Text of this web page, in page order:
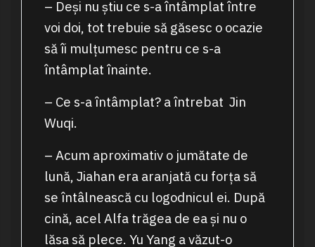
– Deși nu știu ce s-a întâmplat între
voi doi, tot trebuie să găsesc o ocazie
să îi mulțumesc pentru ce s-a
întâmplat înainte.
– Ce s-a întâmplat? a întrebat Jin
Wuqi.
– Acum aproximativ o jumătate de
lună, Jiahan era aranjată cu forța să
se întâlnească cu logodnicul ei. După
cină, acel Alfa trăgea de ea și nu o
lăsa să plece. Yu Yang a văzut-o